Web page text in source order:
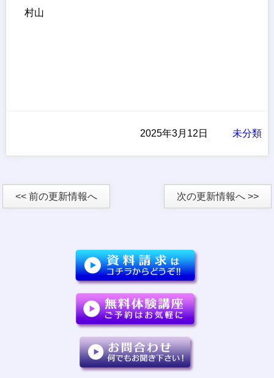
村山
未分類
2025年3月12日
<< 前の更新情報へ 次の更新情報へ >>